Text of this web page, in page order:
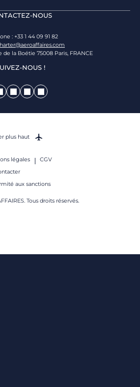
NOUS
: +33 1 44 09 91 82
de la Boétie 75008 Paris, FRANCE
NOUS !
légales
CGV
aux sanctions
Tous droits réservés.
plus haut